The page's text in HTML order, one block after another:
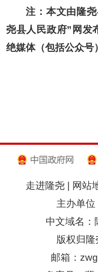
注：本文由隆
尧县人民政府”网发
绝媒体（包括公众号
走进隆尧| 网站
主办单
中文域名：
版权归
邮箱：